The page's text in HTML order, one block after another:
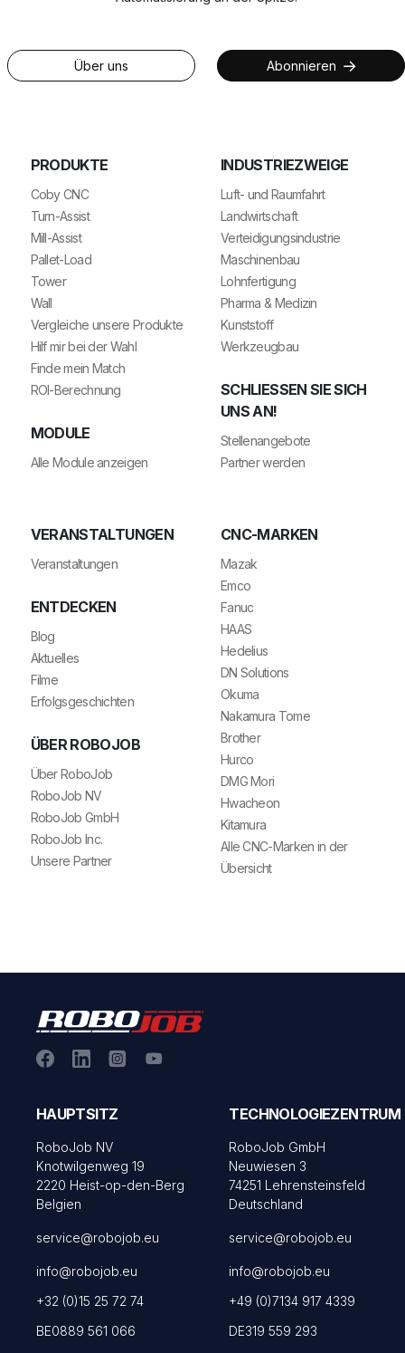
Über uns Abonnieren
PRODUKTE
Coby CNC
Turn-Assist
Mill-Assist
Pallet-Load
Tower
Wall
Vergleiche unsere Produkte
Hilf mir bei der Wahl
Finde mein Match
ROI-Berechnung
MODULE
Alle Module anzeigen
INDUSTRIEZWEIGE
Luft- und Raumfahrt
Landwirtschaft
Verteidigungsindustrie
Maschinenbau
Lohnfertigung
Pharma & Medizin
Kunststoff
Werkzeugbau
SCHLIESSEN SIE SICH U
NS AN!
Stellenangebote
Partner werden
VERANSTALTUNGEN
Veranstaltungen
ENTDECKEN
Blog
Aktuelles
Filme
Erfolgsgeschichten
ÜBER ROBOJOB
Über RoboJob
RoboJob NV
RoboJob GmbH
RoboJob Inc.
Unsere Partner
CNC-MARKEN
Mazak
Emco
Fanuc
HAAS
Hedelius
DN Solutions
Okuma
Nakamura Tome
Brother
Hurco
DMG Mori
Hwacheon
Kitamura
Alle CNC-Marken in der
Übersicht
HAUPTSITZ
RoboJob NV
Knotwilgenweg 19
2220 Heist-op-den-Berg
Belgien
service@robojob.eu
info@robojob.eu
+32 (0)15 25 72 74
BE0889 561 066
TECHNOLOGIEZENTRUM
RoboJob GmbH
Neuwiesen 3
74251 Lehrensteinsfeld
Deutschland
service@robojob.eu
info@robojob.eu
+49 (0)7134 917 4339
DE319 559 293